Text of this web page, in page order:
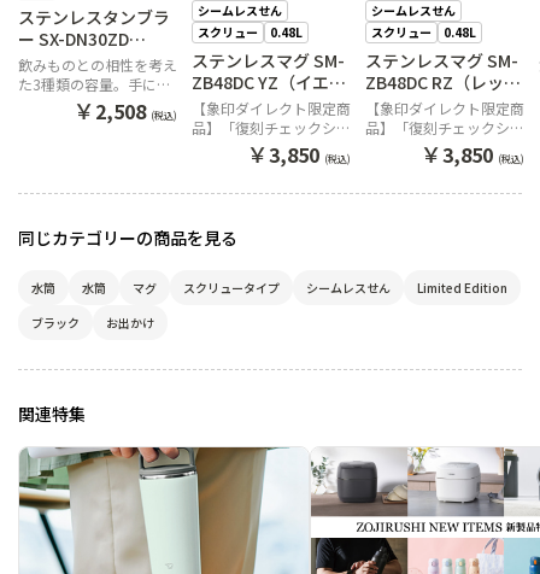
ステンレスタンブラ
ー SX-DN30ZD
TZ（グラデーション
ブラウン）
飲みものとの相性を考え
た3種類の容量。手にな
じみやすいシンプルデザ
インステンレスタンブラ
￥2,508 (税込)
シームレスせん
スクリュー
0.48L
ステンレスマグ SM-
ZB48DC YZ（イエロ
ーチェック）
【象印ダイレクト限定商
品】「復刻チェックシリ
￥3,850 (税込)
シームレスせん
スクリュー
0.48L
ステンレスマグ SM-
ZB48DC RZ（レッド
チェック）
【象印ダイレクト限定商
品】「復刻チェックシリ
￥3,850 (税込)
同じカテゴリーの商品を見る
水筒 水筒 マグ スクリュータイプ シームレスせん
Limited Edition
ブラック
お出かけ
関連特集